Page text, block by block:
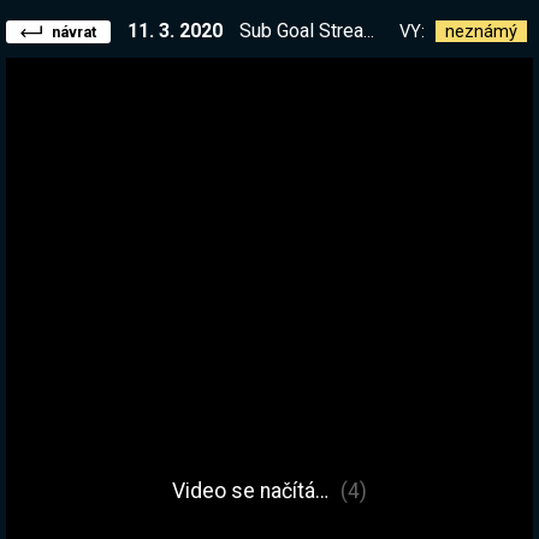
návrat 11. 3. 2020 Sub Goal Stream - Téma: Hra u které budu nejvíce trpět, vybráno komunitou. Díky... VY: neznámý
Video se načítá… (4)